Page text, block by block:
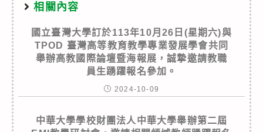
相關內容
國立臺灣大學訂於113年10月26日(星期六)與
TPOD 臺灣高等教育教學專業發展學會共同
舉辦高教國際論壇暨海報展，誠摯邀請教職
員生踴躍報名參加。
2024-10-09
中華大學學校財團法人中華大學舉辦第二屆